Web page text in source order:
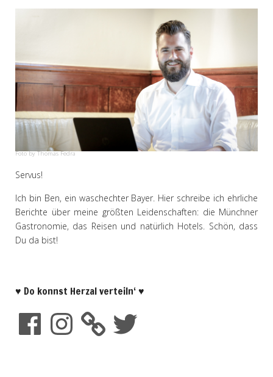
Foto by Thomas Fedra
Servus!
Ich bin Ben, ein waschechter Bayer. Hier schreibe ich ehrliche
Berichte über meine größten Leidenschaften: die Münchner
Gastronomie, das Reisen und natürlich Hotels. Schön, dass
Du da bist!
♥ Do konnst Herzal verteiln‘ ♥